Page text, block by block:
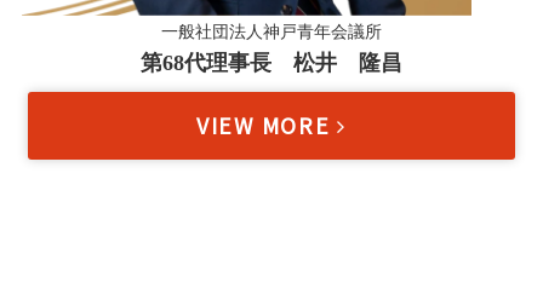
一般社団法人神戸青年会議所
第68代理事長 松井 隆昌
VIEW MORE